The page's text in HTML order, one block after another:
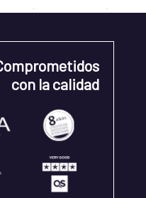
con la calidad